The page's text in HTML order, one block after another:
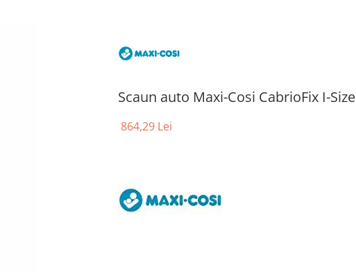
Scaun auto Maxi-Cosi CabrioFix I-Size
864,29 Lei